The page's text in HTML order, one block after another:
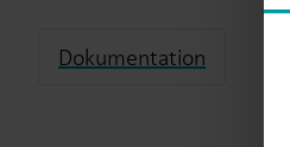
Dokumentation